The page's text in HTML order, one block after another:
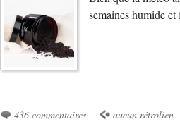
semaines humide
436 commentaires aucun rétrolien